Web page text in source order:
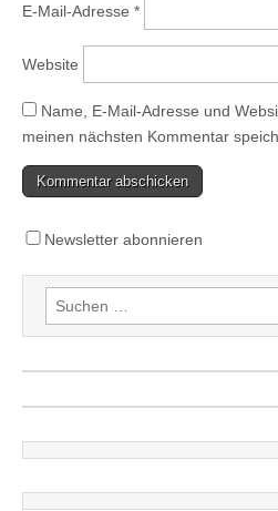
E-Mail-Adresse *
Website
Name, E-Mail-Adresse und
meinen nächsten Kommentar
Newsletter abonnieren
Suchen
nach: